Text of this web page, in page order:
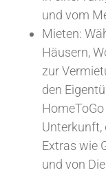
und vom
Mieten:
Häusern,
zur
den
Unterkunft,
Extras wie
und von